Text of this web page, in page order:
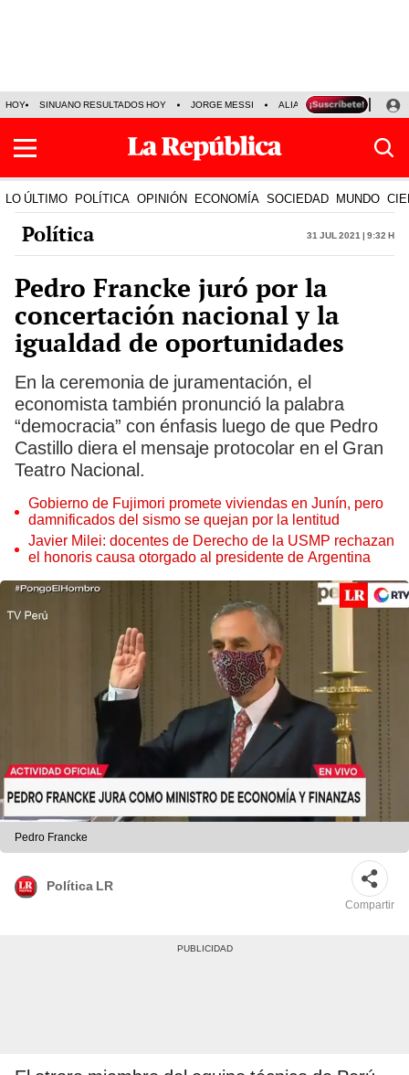
HOY SINUANO RESULTADOS HOY JORGE MESSI ALIANZA LIMA VS SPORT
LO ÚLTIMO POLÍTICA OPINIÓN ECONOMÍA SOCIEDAD MUNDO
Política 31 Jul 2021 | 9:32 h
Pedro Francke juró por la
concertación nacional y la
igualdad de oportunidades
En la ceremonia de juramentación, el
economista también pronunció la palabra
“democracia” con énfasis luego de que Pedro
Castillo diera el mensaje protocolar en el Gran
Teatro Nacional.
Gobierno de Fujimori promete viviendas en Junín, pero
damnificados del sismo se quejan por la lentitud
Javier Milei: docentes de Derecho de la USMP rechazan
el honoris causa otorgado al presidente de Argentina
Pedro Francke
Política LR
Compartir